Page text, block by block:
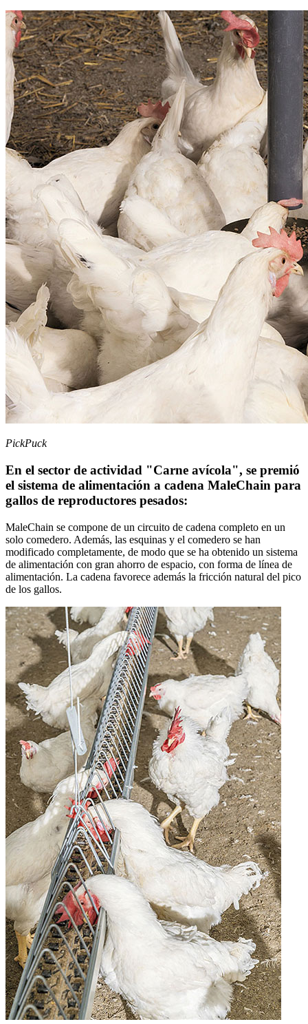
PickPuck
En el sector de actividad "Carne avícola", se premió
el sistema de alimentación a cadena MaleChain para
gallos de reproductores pesados:
MaleChain se compone de un circuito de cadena completo en un
solo comedero. Además, las esquinas y el comedero se han
modificado completamente, de modo que se ha obtenido un sistema
de alimentación con gran ahorro de espacio, con forma de línea de
alimentación. La cadena favorece además la fricción natural del pico
de los gallos.